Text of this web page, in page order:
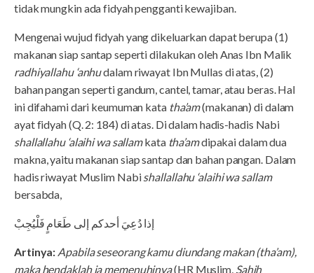
tidak mungkin ada fidyah pengganti kewajiban.
Mengenai wujud fidyah yang dikeluarkan dapat berupa (1)
makanan siap santap seperti dilakukan oleh Anas Ibn Malik
radhiyallahu ‘anhudalam riwayat Ibn Mullas di atas, (2)
bahan pangan seperti gandum, cantel, tamar, atau beras. Hal
ini difahami dari keumuman kata tha’am(makanan) di dalam
ayat fidyah (Q. 2: 184) di atas. Di dalam hadis-hadis Nabi
shallallahu ‘alaihi wa sallamkata tha’amdipakai dalam dua
makna, yaitu makanan siap santap dan bahan pangan. Dalam
hadis riwayat Muslim Nabishallallahu ‘alaihi wa sallam
bersabda,
إذا دُعِيَ أحدكم إلى طَعَامٍ فَلْيُجِبْ
Artinya: Apabila seseorang kamu diundang makan (tha’am),
maka hendaklah ia memenuhinya(HR Muslim, Sahih